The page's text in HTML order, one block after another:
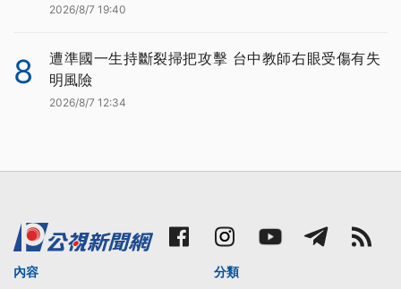
2026/8/7 19:40
8
遭準國一生持斷裂掃把攻擊 台中教師右眼受傷有失
明風險
2026/8/7 12:34
內容
分類